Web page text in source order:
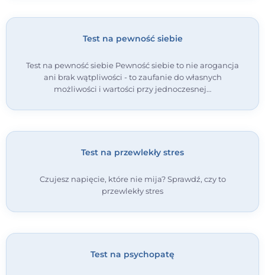
Test na pewność siebie
Test na pewność siebie Pewność siebie to nie arogancja
ani brak wątpliwości - to zaufanie do własnych
możliwości i wartości przy jednoczesnej…
Test na przewlekły stres
Czujesz napięcie, które nie mija? Sprawdź, czy to
przewlekły stres
Test na psychopatę